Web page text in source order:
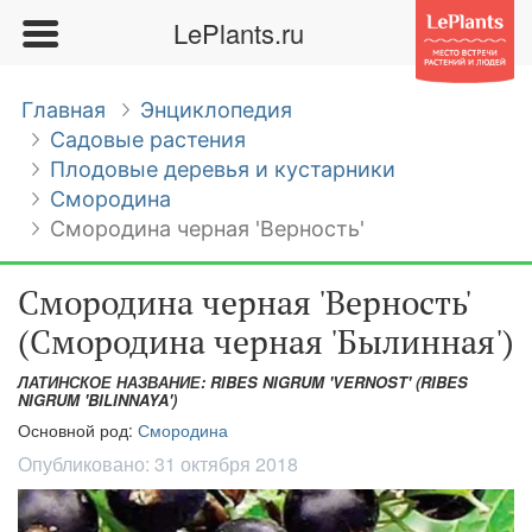
LePlants.ru
Главная
Энциклопедия
Садовые растения
Плодовые деревья и кустарники
Смородина
Смородина черная 'Верность'
Смородина черная 'Верность'
(Смородина черная 'Былинная')
ЛАТИНСКОЕ НАЗВАНИЕ: RIBES NIGRUM 'VERNOST' (RIBES
NIGRUM 'BILINNAYA')
Основной род: Смородина
Опубликовано: 31 октября 2018